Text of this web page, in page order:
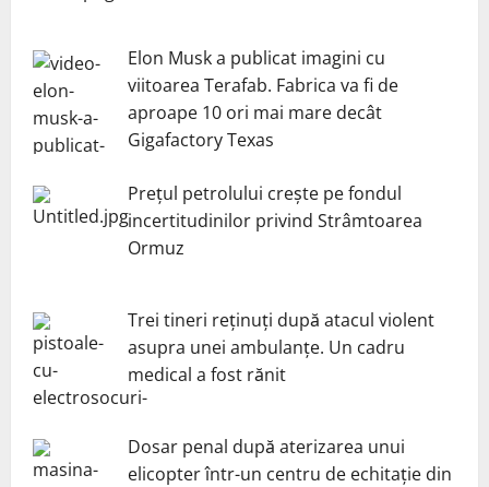
Elon Musk a publicat imagini cu
viitoarea Terafab. Fabrica va fi de
aproape 10 ori mai mare decât
Gigafactory Texas
Prețul petrolului crește pe fondul
incertitudinilor privind Strâmtoarea
Ormuz
Trei tineri reținuți după atacul violent
asupra unei ambulanțe. Un cadru
medical a fost rănit
Dosar penal după aterizarea unui
elicopter într-un centru de echitație din